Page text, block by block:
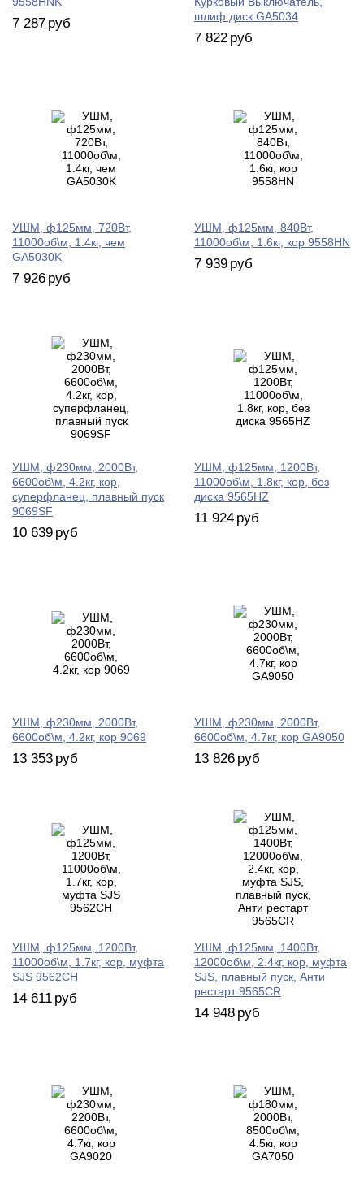
7 287 руб
шлиф диск GA5034
7 822 руб
УШМ, ф125мм, 720Вт,
11000об\м, 1.4кг, чем
GA5030K
7 926 руб
УШМ, ф125мм, 840Вт,
11000об\м, 1.6кг, кор 9558HN
7 939 руб
УШМ, ф230мм, 2000Вт,
6600об\м, 4.2кг, кор,
суперфланец, плавный пуск
9069SF
10 639 руб
УШМ, ф125мм, 1200Вт,
11000об\м, 1.8кг, кор, без
диска 9565HZ
11 924 руб
УШМ, ф230мм, 2000Вт,
6600об\м, 4.2кг, кор 9069
13 353 руб
УШМ, ф230мм, 2000Вт,
6600об\м, 4.7кг, кор GA9050
13 826 руб
УШМ, ф125мм, 1200Вт,
11000об\м, 1.7кг, кор, муфта
SJS 9562CH
14 611 руб
УШМ, ф125мм, 1400Вт,
12000об\м, 2.4кг, кор, муфта
SJS, плавный пуск, Анти
рестарт 9565CR
14 948 руб